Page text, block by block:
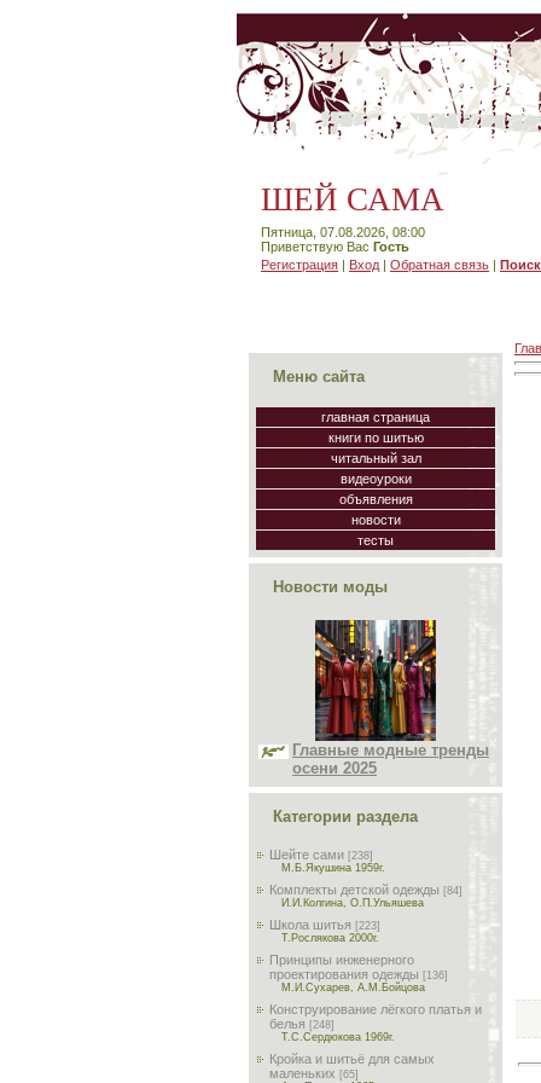
ШЕЙ САМА
Пятница, 07.08.2026, 08:00
Приветствую Вас Гость
Регистрация | Вход | Обратная связь |
Меню сайта
главная страница
книги по шитью
читальный зал
видеоуроки
объявления
новости
тесты
Новости моды
Главные модные тренды
осени 2025
Категории раздела
Шейте сами [238]
М.Б.Якушина 1959г.
Комплекты детской одежды [84]
И.И.Колгина, О.П.Ульяшева
Школа шитья [223]
Т.Рослякова 2000г.
Принципы инженерного
проектирования одежды [136]
М.И.Сухарев, А.М.Бойцова
Конструирование лёгкого платья и
белья [248]
Т.С.Сердюкова 1969г.
Кройка и шитьё для самых
маленьких [65]